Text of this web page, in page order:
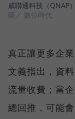
威聯通科技（QNAP
圖／ 數位時代
真正讓更多企
文義指出，資
流量收費；當
總回推，可能